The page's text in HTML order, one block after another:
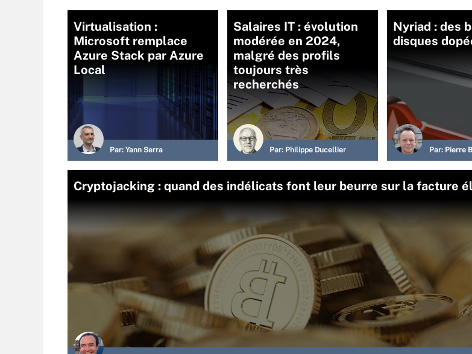
Virtualisation :
Microsoft remplace
Azure Stack par Azure
Local
Par: Yann Serra
Salaires IT : évolution
modérée en 2024,
malgré des profils
toujours très
recherchés
Par: Philippe Ducellier
Nyriad : des
disques
Par: Pierre
Cryptojacking : quand des indélicats font leur beurre sur la facture